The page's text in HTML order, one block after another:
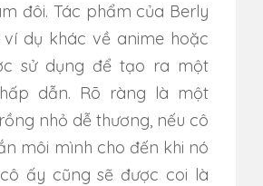
đôi. Tác phẩm của Berly
dụ khác về anime hoặc
sử dụng để tạo ra một
dẫn. Rõ ràng là một
nhỏ dễ thương, nếu cô
môi mình cho đến khi nó
ấy cũng sẽ được coi là